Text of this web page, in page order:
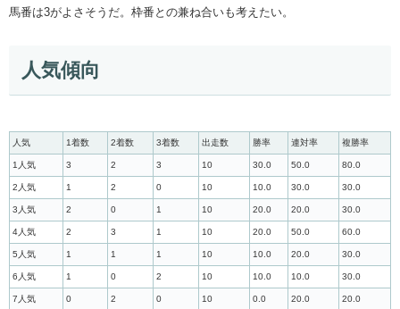
馬番は3がよさそうだ。枠番との兼ね合いも考えたい。
人気傾向
人気 1着数 2着数 3着数 出走数 勝率 連対率 複勝率
1人気 3 2 3 10 30.0 50.0 80.0
2人気 1 2 0 10 10.0 30.0 30.0
3人気 2 0 1 10 20.0 20.0 30.0
4人気 2 3 1 10 20.0 50.0 60.0
5人気 1 1 1 10 10.0 20.0 30.0
6人気 1 0 2 10 10.0 10.0 30.0
7人気 0 2 0 10 0.0 20.0 20.0